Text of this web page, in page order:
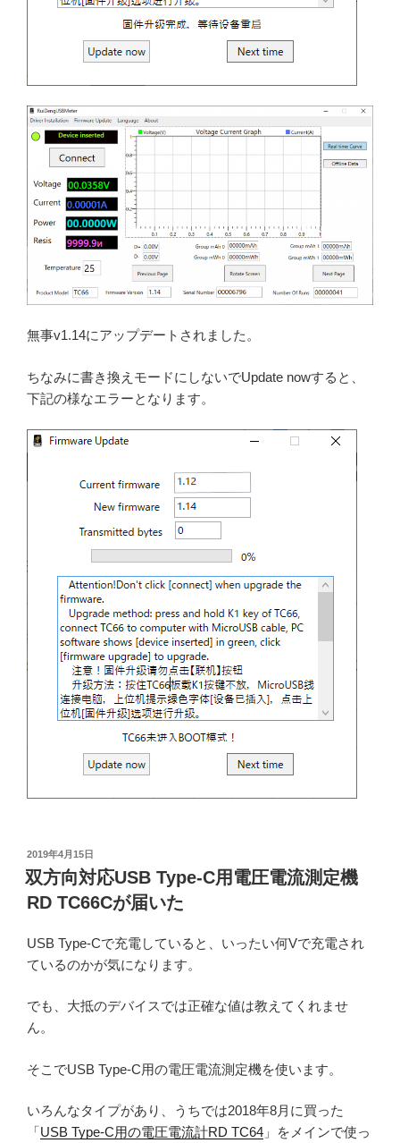
無事v1.14にアップデートされました。
ちなみに書き換えモードにしないでUpdate nowすると、
下記の様なエラーとなります。
投
稿
日:
2019年4月15日
双方向対応USB Type-C用電圧電流測定機
RD TC66Cが届いた
USB Type-Cで充電していると、いったい何Vで充電され
ているのかが気になります。
でも、大抵のデバイスでは正確な値は教えてくれませ
ん。
そこでUSB Type-C用の電圧電流測定機を使います。
いろんなタイプがあり、うちでは2018年8月に買った
「USB Type-C用の電圧電流計RD TC64 」をメインで使っ